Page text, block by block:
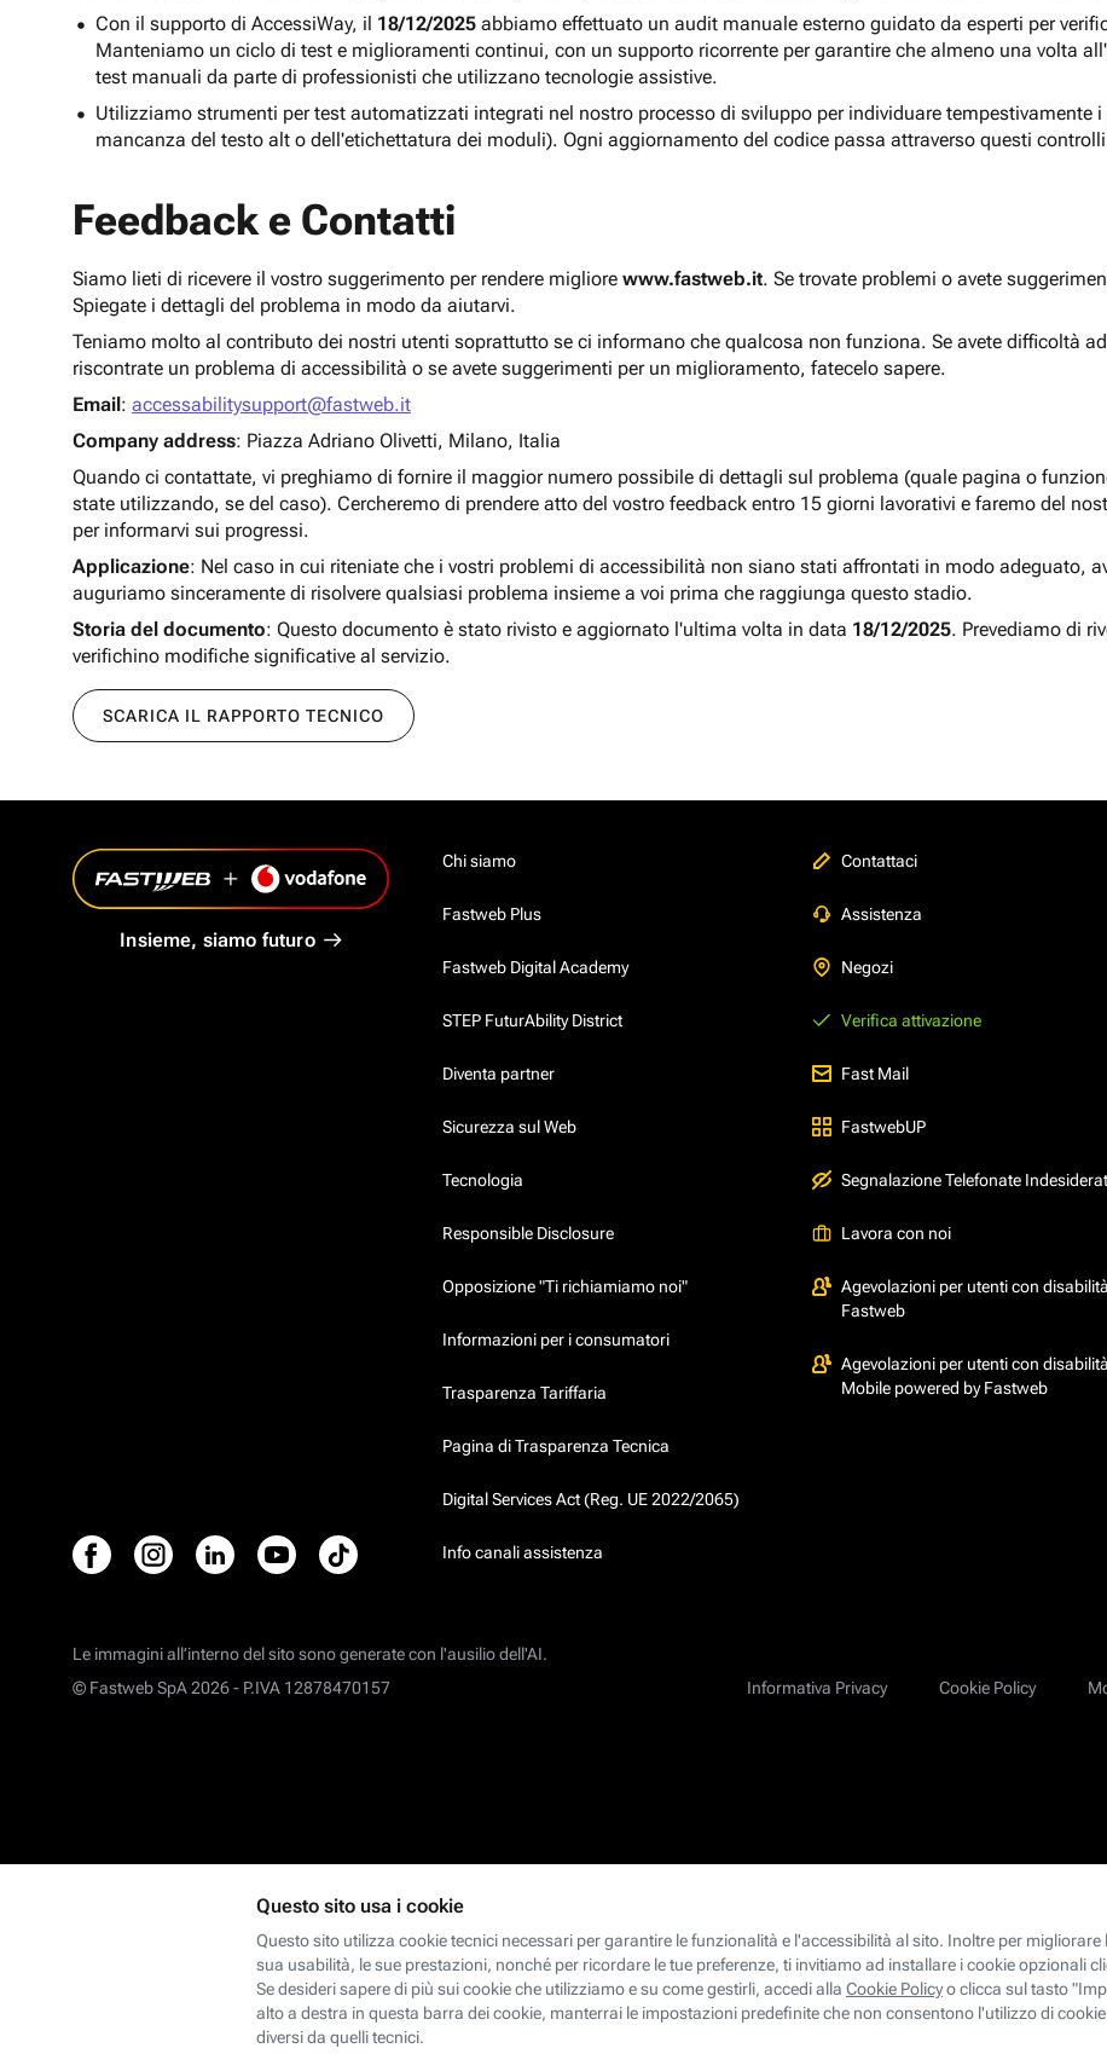
Con il supporto di AccessiWay, il 18/12/2025 abbiamo effettuato un audit manuale esterno guidato da esperti per
Manteniamo un ciclo di test e miglioramenti continui, con un supporto ricorrente per garantire che almeno una volta
test manuali da parte di professionisti che utilizzano tecnologie assistive.
Utilizziamo strumenti per test automatizzati integrati nel nostro processo di sviluppo per individuare
mancanza del testo alt o dell'etichettatura dei moduli). Ogni aggiornamento del codice passa attraverso questi
Feedback e Contatti
Siamo lieti di ricevere il vostro suggerimento per rendere migliore www.fastweb.it. Se trovate problemi o avete
Spiegate i dettagli del problema in modo da aiutarvi.
Teniamo molto al contributo dei nostri utenti soprattutto se ci informano che qualcosa non funziona. Se avete difficoltà
riscontrate un problema di accessibilità o se avete suggerimenti per un miglioramento, fatecelo sapere.
Email: accessabilitysupport@fastweb.it
Company address: Piazza Adriano Olivetti, Milano, Italia
Quando ci contattate, vi preghiamo di fornire il maggior numero possibile di dettagli sul problema (quale pagina o
state utilizzando, se del caso). Cercheremo di prendere atto del vostro feedback entro 15 giorni lavorativi e faremo del
per informarvi sui progressi.
Applicazione: Nel caso in cui riteniate che i vostri problemi di accessibilità non siano stati affrontati in modo adeguato,
auguriamo sinceramente di risolvere qualsiasi problema insieme a voi prima che raggiunga questo stadio.
Storia del documento: Questo documento è stato rivisto e aggiornato l'ultima volta in data 18/12/2025. Prevediamo di
verifichino modifiche significative al servizio.
SCARICA IL RAPPORTO TECNICO
Insieme, siamo futuro
Chi siamo
Fastweb Plus
Fastweb Digital Academy
STEP FuturAbility District
Diventa partner
Sicurezza sul Web
Tecnologia
Responsible Disclosure
Opposizione "Ti richiamiamo noi"
Informazioni per i consumatori
Trasparenza Tariffaria
Pagina di Trasparenza Tecnica
Digital Services Act (Reg. UE 2022/2065)
Info canali assistenza
Contattaci
Assistenza
Negozi
Verifica attivazione
Fast Mail
FastwebUP
Segnalazione Telefonate
Lavora con noi
Agevolazioni per utenti con
Fastweb
Agevolazioni per utenti con
Mobile powered by Fastweb
Le immagini all’interno del sito sono generate con l'ausilio dell'AI.
Informativa Privacy
Cookie Policy
© Fastweb SpA 2026 - P.IVA 12878470157